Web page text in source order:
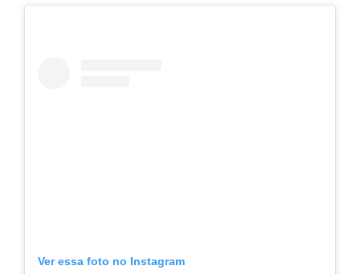
Ver essa foto no Instagram